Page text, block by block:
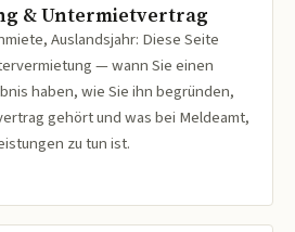
& Untermietvertrag
Auslandsjahr: Diese Seite
— wann Sie einen
haben, wie Sie ihn begründen,
gehört und was bei Meldeamt,
zu tun ist.